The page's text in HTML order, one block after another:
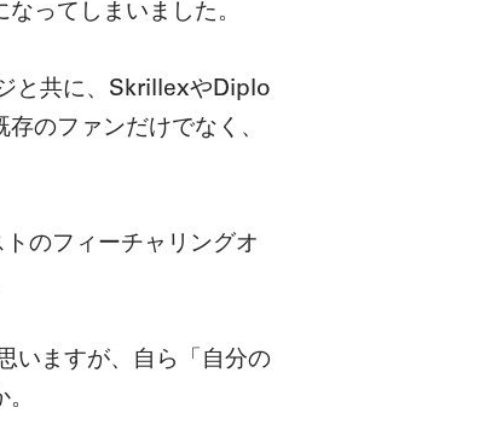
ってしまいました。
と共に、SkrillexやDiplo
のファンだけでなく、
のフィーチャリングオ
いますが、自ら「自分の